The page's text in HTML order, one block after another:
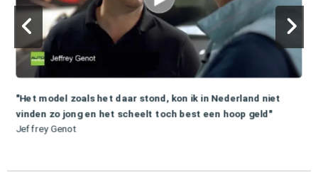
"Het model zoals het daar stond, kon ik in Nederland niet
vinden zo jong en het scheelt toch best een hoop geld"
Jeffrey Genot